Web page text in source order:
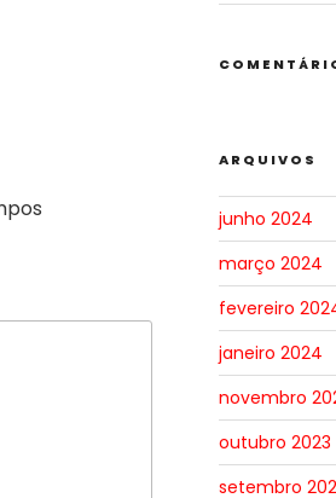
ARQUIVOS
junho 2024
março 2024
fevereiro
janeiro 2024
novembro
outubro 2023
setembro